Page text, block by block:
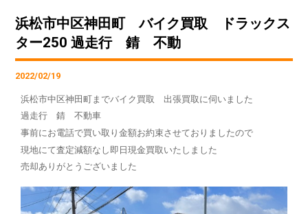
浜松市中区神田町 バイク買取 ドラックス
ター250 過走行 錆 不動
2022/02/19
浜松市中区神田町までバイク買取 出張買取に伺いました
過走行 錆 不動車
事前にお電話で買い取り金額お約束させておりましたので
現地にて査定減額なし即日現金買取いたしました
売却ありがとうございました